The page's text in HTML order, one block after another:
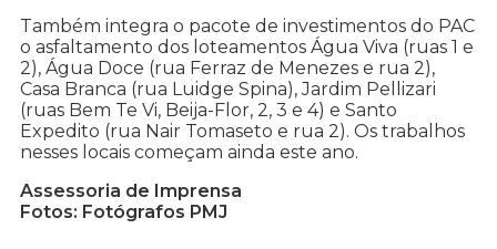
Também integra o pacote de investimentos do PAC
o asfaltamento dos loteamentos Água Viva (ruas 1 e
2), Água Doce (rua Ferraz de Menezes e rua 2),
Casa Branca (rua Luidge Spina), Jardim Pellizari
(ruas Bem Te Vi, Beija-Flor, 2, 3 e 4) e Santo
Expedito (rua Nair Tomaseto e rua 2). Os trabalhos
nesses locais começam ainda este ano.
Assessoria de Imprensa
Fotos: Fotógrafos PMJ